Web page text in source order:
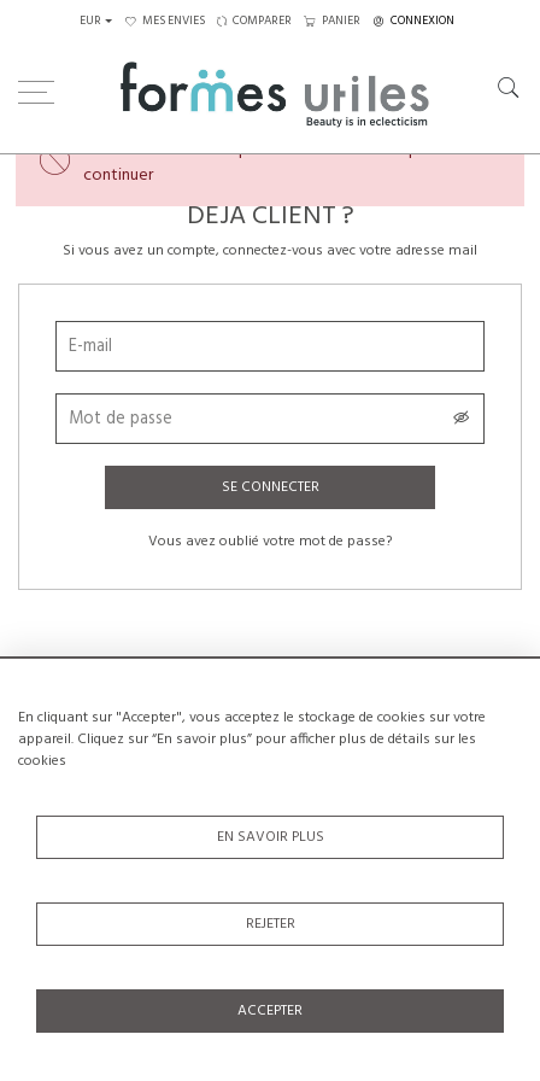
En cliquant sur "Accepter", vous acceptez le stockage de cookies sur votre
appareil. Cliquez sur “En savoir plus” pour afficher plus de détails sur les
cookies
EN SAVOIR PLUS
REJETER
ACCEPTER
EUR MES ENVIES COMPARER PANIER CONNEXION
Veuillez créer un compte ou vous connecter pour
continuer
DÉJÀ CLIENT ?
Si vous avez un compte, connectez-vous avec votre adresse mail
SE CONNECTER
Vous avez oublié votre mot de passe?
NOUVEAUX CLIENTS
La création d’un compte a de nombreux avantages: sauvegarder la liste de vos
CRÉER UN COMPTE